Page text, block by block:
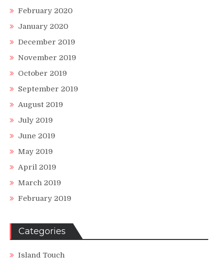
February 2020
January 2020
December 2019
November 2019
October 2019
September 2019
August 2019
July 2019
June 2019
May 2019
April 2019
March 2019
February 2019
Categories
Island Touch